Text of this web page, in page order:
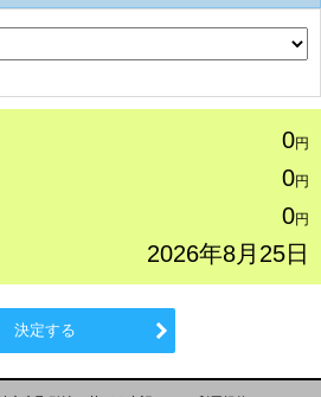
0円
0円
0円
2026年8月25日
決定する